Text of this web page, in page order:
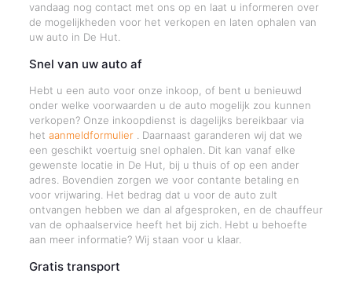
vandaag nog contact met ons op en laat u informeren over
de mogelijkheden voor het verkopen en laten ophalen van
uw auto in De Hut.
Snel van uw auto af
Hebt u een auto voor onze inkoop, of bent u benieuwd
onder welke voorwaarden u de auto mogelijk zou kunnen
verkopen? Onze inkoopdienst is dagelijks bereikbaar via
het aanmeldformulier. Daarnaast garanderen wij dat we
een geschikt voertuig snel ophalen. Dit kan vanaf elke
gewenste locatie in De Hut, bij u thuis of op een ander
adres. Bovendien zorgen we voor contante betaling en
voor vrijwaring. Het bedrag dat u voor de auto zult
ontvangen hebben we dan al afgesproken, en de chauffeur
van de ophaalservice heeft het bij zich. Hebt u behoefte
aan meer informatie? Wij staan voor u klaar.
Gratis transport